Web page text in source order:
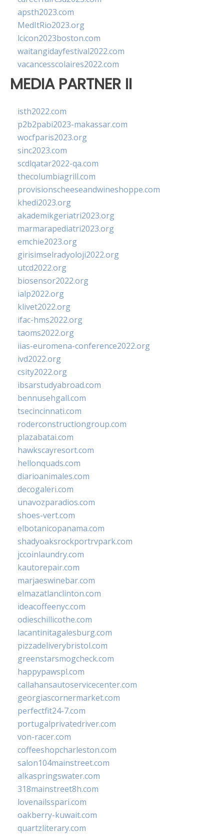
apsth2023.com
MedItRio2023.org
lcicon2023boston.com
waitangidayfestival2022.com
vacancesscolaires2022.com
MEDIA PARTNER II
isth2022.com
p2b2pabi2023-makassar.com
wocfparis2023.org
sinc2023.com
scdlqatar2022-qa.com
thecolumbiagrill.com
provisionscheeseandwineshoppe.com
khedi2023.org
akademikgeriatri2023.org
marmarapediatri2023.org
emchie2023.org
girisimselradyoloji2022.org
utcd2022.org
biosensor2022.org
ialp2022.org
klivet2022.org
ifac-hms2022.org
taoms2022.org
iias-euromena-conference2022.org
ivd2022.org
csity2022.org
ibsarstudyabroad.com
bennusehgall.com
tsecincinnati.com
roderconstructiongroup.com
plazabatai.com
hawkscayresort.com
hellonquads.com
diarioanimales.com
decogaleri.com
unavozparadios.com
shoes-vert.com
elbotanicopanama.com
shadyoaksrockportrvpark.com
jccoinlaundry.com
kautorepair.com
marjaeswinebar.com
elmazatlanclinton.com
ideacoffeenyc.com
odieschillicothe.com
lacantinitagalesburg.com
pizzadeliverybristol.com
greenstarsmogcheck.com
happypawspl.com
callahansautoservicecenter.com
georgiascornermarket.com
perfectfit24-7.com
portugalprivatedriver.com
von-racer.com
coffeeshopcharleston.com
salon104mainstreet.com
alkaspringswater.com
318mainstreet8h.com
lovenailsspari.com
oakberry-kuwait.com
quartzliterary.com